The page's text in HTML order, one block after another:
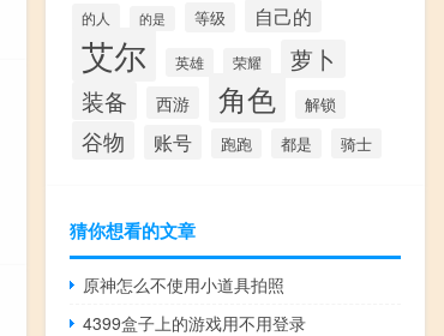
的人 的是 等级 自己的
艾尔 英雄 荣耀
萝卜
装备
西游 角色 解锁
谷物 账号 跑跑 都是 骑士
猜你想看的文章
原神怎么不使用小道具拍照
4399盒子上的游戏用不用登录